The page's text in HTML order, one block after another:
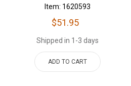
Item: 1620593
$51.95
Shipped in 1-3 days
ADD TO CART